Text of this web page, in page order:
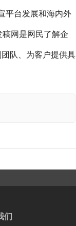
平台发展和海内外
稿网是网民了解企
队、为客户提供具
们